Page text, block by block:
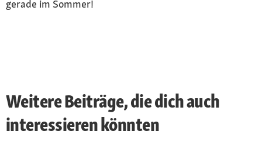
gerade im Sommer!
Weitere Beiträge, die dich auch
interessieren könnten